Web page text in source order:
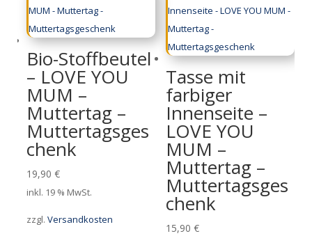
Bio-Stoffbeutel
– LOVE YOU
MUM –
Muttertag –
Muttertagsges
chenk
19,90 €
inkl. 19 % MwSt.
zzgl. Versandkosten
Tasse mit
farbiger
Innenseite –
LOVE YOU
MUM –
Muttertag –
Muttertagsges
chenk
15,90€